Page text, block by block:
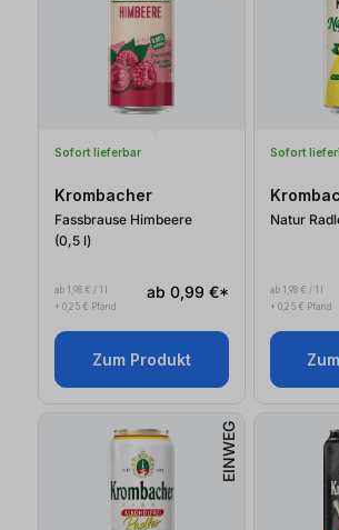
Sofort lieferbar
Krombacher
Fassbrause Himbeere
(0,5 l)
ab 1,98 € / 1 l
+ 0,25 € Pfand
ab 0,99 €*
Zum Produkt
Sofort
ab 1,98 € / 1 l
+ 0,25 € Pfand
EINWEG